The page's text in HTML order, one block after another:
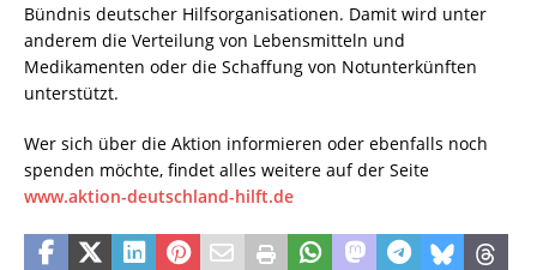
Bündnis deutscher Hilfsorganisationen. Damit wird unter
anderem die Verteilung von Lebensmitteln und
Medikamenten oder die Schaffung von Notunterkünften
unterstützt.
Wer sich über die Aktion informieren oder ebenfalls noch
spenden möchte, findet alles weitere auf der Seite
www.aktion-deutschland-hilft.de